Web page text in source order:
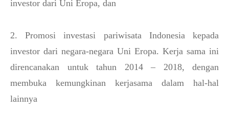
investor dari Uni Eropa, dan
2. Promosi investasi pariwisata Indonesia kepada
investor dari negara-negara Uni Eropa. Kerja sama ini
direncanakan untuk tahun 2014 – 2018, dengan
membuka kemungkinan kerjasama dalam hal-hal
lainnya